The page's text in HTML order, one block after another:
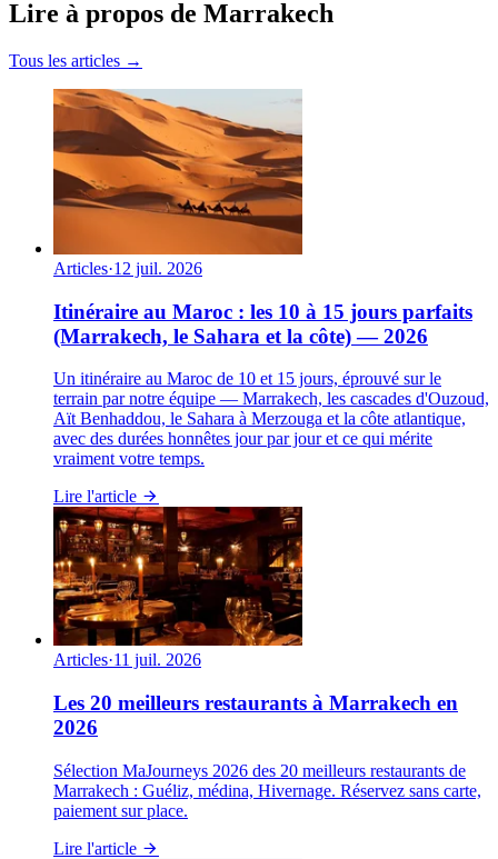
Lire à propos de Marrakech
Tous les articles →
Articles·12 juil. 2026
Itinéraire au Maroc : les 10 à 15 jours parfaits
(Marrakech, le Sahara et la côte) — 2026
Un itinéraire au Maroc de 10 et 15 jours, éprouvé sur le
terrain par notre équipe — Marrakech, les cascades d'Ouzoud,
Aït Benhaddou, le Sahara à Merzouga et la côte atlantique,
avec des durées honnêtes jour par jour et ce qui mérite
vraiment votre temps.
Lire l'article
Articles·11 juil. 2026
Les 20 meilleurs restaurants à Marrakech en
2026
Sélection MaJourneys 2026 des 20 meilleurs restaurants de
Marrakech : Guéliz, médina, Hivernage. Réservez sans carte,
paiement sur place.
Lire l'article